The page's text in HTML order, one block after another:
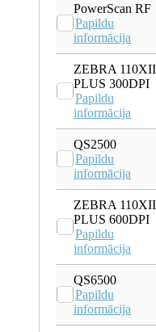
PowerScan RF
Papildu
informācija
ZEBRA
PLUS 300DPI
Papildu
informācija
QS2500
Papildu
informācija
ZEBRA
PLUS 600DPI
Papildu
informācija
QS6500
Papildu
informācija